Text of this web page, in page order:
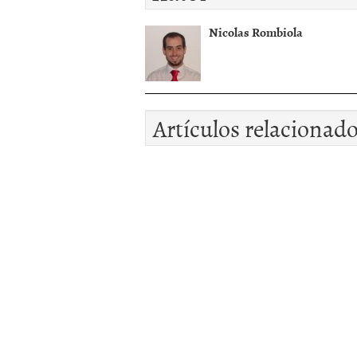
Nicolas Rombiola
Artículos